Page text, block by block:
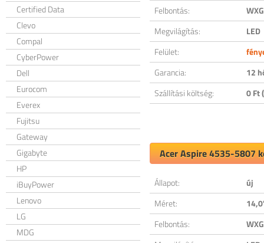
Certified Data
Clevo
Compal
CyberPower
Dell
Eurocom
Everex
Fujitsu
Gateway
Gigabyte
HP
iBuyPower
Lenovo
LG
MDG
Felbontás:
Megvilágítás:
LED
Felület:
Garancia:
12
Szállítási költség:
0 Ft
Acer Aspire 4535-5807
Állapot:
új
Méret:
Felbontás: